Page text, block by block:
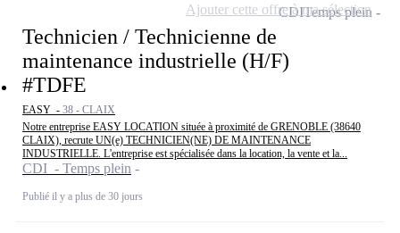
Technicien / Technicienne de
maintenance industrielle (H/F)
#TDFE
EASY - 38 - CLAIX
Notre entreprise EASY LOCATION située à proximité de GRENOBLE (38640
CLAIX), recrute UN(e) TECHNICIEN(NE) DE MAINTENANCE
INDUSTRIELLE. L'entreprise est spécialisée dans la location, la vente et la...
CDI - Temps plein
Publié il y a plus de 30 jours
CDITemps plein
Ajouter cette offre à ma sélection